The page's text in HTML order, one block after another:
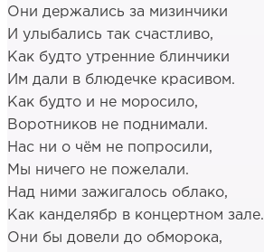
Они держались за мизинчики
И улыбались так счастливо,
Как будто утренние блинчики
Им дали в блюдечке красивом.
Как будто и не моросило,
Воротников не поднимали.
Нас ни о чём не попросили,
Мы ничего не пожелали.
Над ними зажигалось облако,
Как канделябр в концертном зале.
Они бы довели до обморока,